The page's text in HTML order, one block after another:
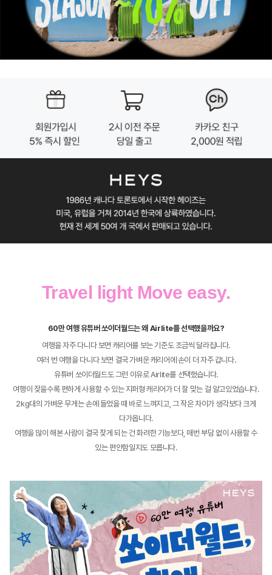
Travel light Move easy.
60만 여행 유튜버 쏘이더월드는 왜 Airlite를 선택했을까요?
여행을 자주 다니다 보면 캐리어를 보는 기준도 조금씩 달라집니다.
여러 번 여행을 다니다 보면 결국 가벼운 캐리어에 손이 더 자주 갑니다.
유튜버 쏘이더월드도 그런 이유로 Airlite를 선택했습니다.
여행이 잦을수록 편하게 사용할 수 있는 지퍼형 캐리어가 더 잘 맞는 걸 알고있었습니다.
2kg대의 가벼운 무게는 손에 들었을 때 바로 느껴지고, 그 작은 차이가 생각보다 크게
다가옵니다.
여행을 많이 해본 사람이 결국 찾게 되는 건 화려한 기능보다, 매번 부담 없이 사용할 수
있는 편안함일지도 모릅니다.